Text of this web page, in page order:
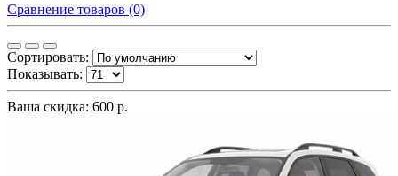
Сравнение товаров (0)
Сортировать:
Показывать:
Ваша скидка: 600 р.